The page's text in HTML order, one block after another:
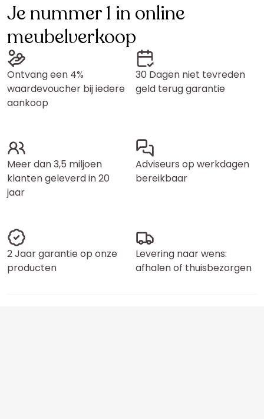
Je nummer 1 in online
meubelverkoop
Ontvang een 4%
waardevoucher bij iedere
aankoop
30 Dagen niet tevreden
geld terug garantie
Meer dan 3,5 miljoen
klanten geleverd in 20
jaar
Adviseurs op werkdagen
bereikbaar
2 Jaar garantie op onze
producten
Levering naar wens:
afhalen of thuisbezorgen